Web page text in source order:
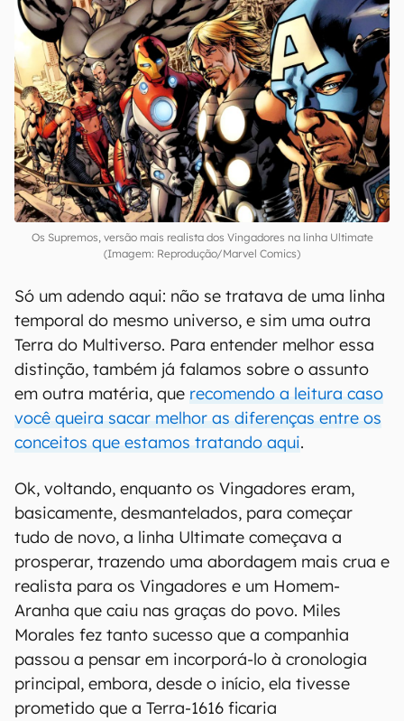
Os Supremos, versão mais realista dos Vingadores na linha Ultimate
(Imagem: Reprodução/Marvel Comics)
Só um adendo aqui: não se tratava de uma linha
temporal do mesmo universo, e sim uma outra
Terra do Multiverso. Para entender melhor essa
distinção, também já falamos sobre o assunto
em outra matéria, que recomendo a leitura caso
você queira sacar melhor as diferenças entre os
conceitos que estamos tratando aqui.
Ok, voltando, enquanto os Vingadores eram,
basicamente, desmantelados, para começar
tudo de novo, a linha Ultimate começava a
prosperar, trazendo uma abordagem mais crua e
realista para os Vingadores e um Homem-
Aranha que caiu nas graças do povo. Miles
Morales fez tanto sucesso que a companhia
passou a pensar em incorporá-lo à cronologia
principal, embora, desde o início, ela tivesse
prometido que a Terra-1616 ficaria